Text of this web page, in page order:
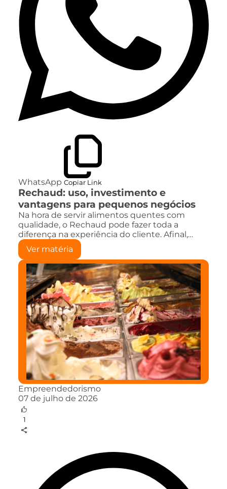
WhatsApp Copiar Link
Rechaud: uso, investimento e
vantagens para pequenos negócios
Na hora de servir alimentos quentes com
qualidade, o Rechaud pode fazer toda a
diferença na experiência do cliente. Afinal,…
Ver matéria
Empreendedorismo
07 de julho de 2026
1